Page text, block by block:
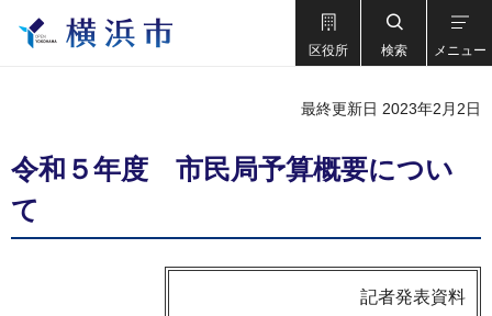
区役所 検索 メニュー
最終更新日 2023年2月2日
令和５年度 市民局予算概要につい
て
記者発表資料